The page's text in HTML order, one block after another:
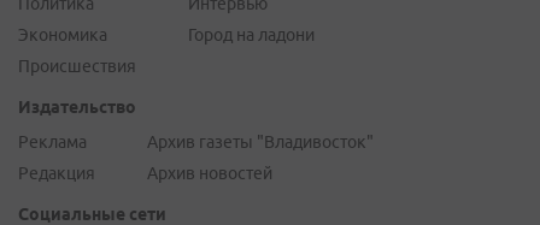
Экономика
Происшествия
Город на ладони
Издательство
Реклама
Редакция
Архив газеты "Владивосток"
Архив новостей
Социальные сети